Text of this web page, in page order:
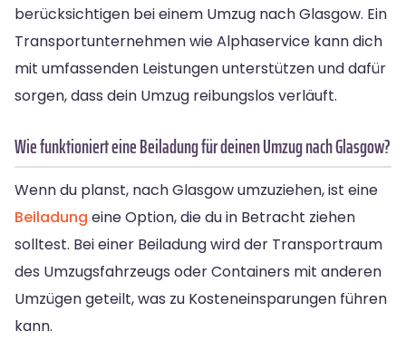
berücksichtigen bei einem Umzug nach Glasgow. Ein
Transportunternehmen wie Alphaservice kann dich
mit umfassenden Leistungen unterstützen und dafür
sorgen, dass dein Umzug reibungslos verläuft.
Wie funktioniert eine Beiladung für deinen Umzug nach Glasgow?
Wenn du planst, nach Glasgow umzuziehen, ist eine
Beiladung eine Option, die du in Betracht ziehen
solltest. Bei einer Beiladung wird der Transportraum
des Umzugsfahrzeugs oder Containers mit anderen
Umzügen geteilt, was zu Kosteneinsparungen führen
kann.